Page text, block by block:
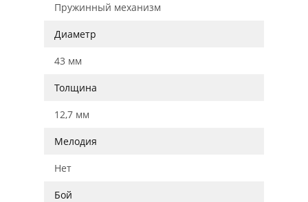
Пружинный механизм
Диаметр
43 мм
Толщина
12,7 мм
Мелодия
Нет
Бой